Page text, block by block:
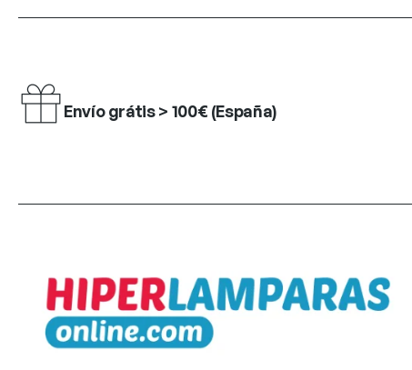
Envío grátis > 100€ (España)